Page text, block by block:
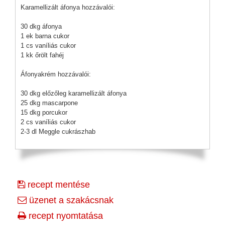
Karamellizált áfonya hozzávalói:
30 dkg áfonya
1 ek barna cukor
1 cs vaníliás cukor
1 kk őrölt fahéj
Áfonyakrém hozzávalói:
30 dkg előzőleg karamellizált áfonya
25 dkg mascarpone
15 dkg porcukor
2 cs vaníliás cukor
2-3 dl Meggle cukrászhab
recept mentése
üzenet a szakácsnak
recept nyomtatása